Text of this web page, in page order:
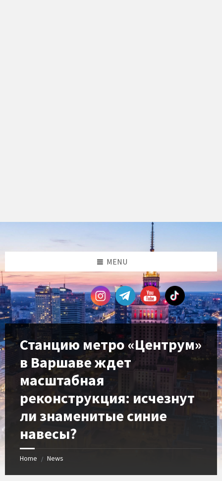
sidebar
sidebar
MENU
Станцию метро «Центрум»
в Варшаве ждет
масштабная
реконструкция: исчезнут
ли знаменитые синие
навесы?
Home / News